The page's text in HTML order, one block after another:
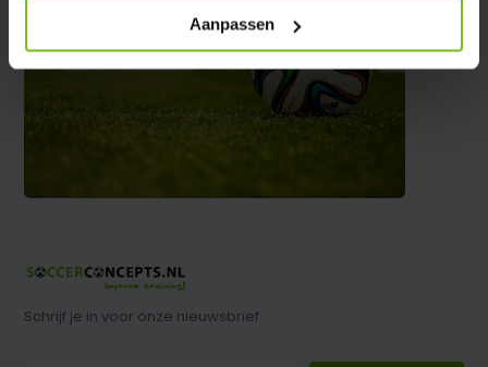
Aanpassen
Schrijf je in voor onze nieuwsbrief